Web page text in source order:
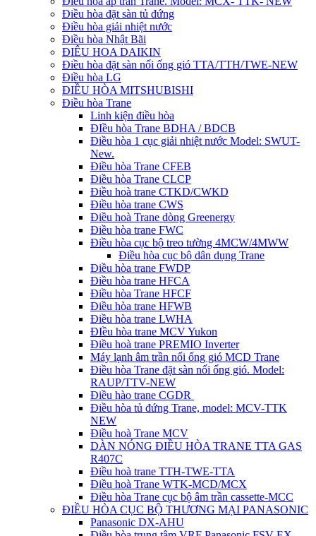
Điều hòa đặt sàn tủ đứng
Điều hòa giải nhiệt nước
Điều hòa Nhật Bãi
ĐIÊU HOA DAIKIN
Điều hòa đặt sàn nối ống gió TTA/TTH/TWE-NEW
Điều hòa LG
ĐIỀU HÒA MITSHUBISHI
Điều hòa Trane
Linh kiện điều hòa
ĐIều hòa Trane BDHA / BDCB
Điều hòa 1 cục giải nhiệt nước Model: SWUT-
New.
Điều hòa Trane CFEB
Điều hòa Trane CLCP
Điều hoà trane CTKD/CWKD
Điều hòa trane CWS
Điều hoà Trane dòng Greenergy
Điều hòa trane FWC
Điều hòa cục bộ treo tường 4MCW/4MWW
Điều hòa cục bộ dân dụng Trane
Điều hòa trane FWDP
Điều hòa trane HFCA
Điều hòa Trane HFCF
Điều hòa trane HFWB
Điều hòa trane LWHA
ĐIều hòa trane MCV Yukon
Điều hoà trane PREMIO Inverter
Máy lạnh âm trần nối ống gió MCD Trane
Điều hòa Trane đặt sàn nối ống gió. Model:
RAUP/TTV-NEW
Điều hào trane CGDR
Điều hòa tủ đứng Trane, model: MCV-TTK
NEW
Điều hoà Trane MCV
DÀN NÓNG ĐIỀU HÒA TRANE TTA GAS
R407C
Điều hoà trane TTH-TWE-TTA
Điều hoà Trane WTK-MCD/MCX
Điều hòa Trane cục bộ âm trần cassette-MCC
ĐIỀU HÒA CỤC BỘ THƯƠNG MẠI PANASONIC
Panasonic DX-AHU